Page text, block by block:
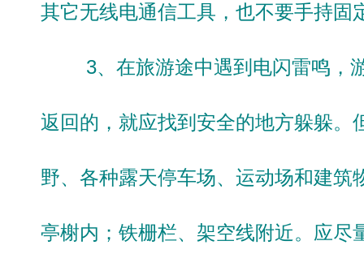
其它无线电通信工具，也不要手持固
3、在旅游途中遇到电闪雷鸣，游
返回的，就应找到安全的地方躲躲。
野、各种露天停车场、运动场和建
亭榭内；铁栅栏、架空线附近。应尽